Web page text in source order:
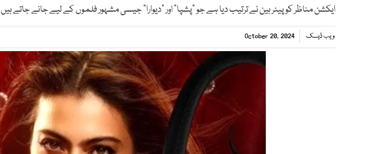
ایکشن مناظر کو پیٹر ہین نے ترتیب دیا ہے جو "پشپا" اور "دیوارا" جیسی مشہور فلموں کے لیے جانے جاتے ہیں
ویب ڈیسک October 20, 2024